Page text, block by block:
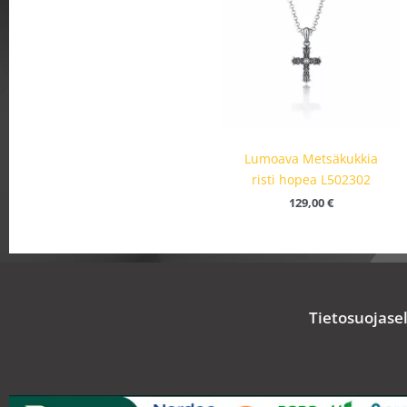
Lumoava Metsäkukkia
risti hopea L502302
129,00€